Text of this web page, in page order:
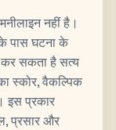
नहीं है।
पास घटना के
कर सकता है सत्य
स्कोर, वैकल्पिक
इस प्रकार
प्रसार और